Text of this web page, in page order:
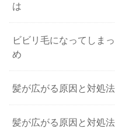
は
ビビリ毛になってしま
め
髪が広がる原因と対処
髪が広がる原因と対処